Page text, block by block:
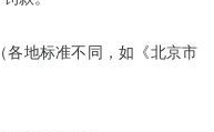
各地标准不同，如《北京市